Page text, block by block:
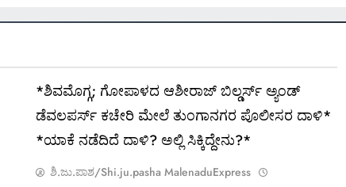
*ಶಿವಮೊಗ್ಗ; ಗೋಪಾಳದ ಆಶೀರಾಜ್ ಬಿಲ್ಡರ್ಸ್ ಅ್ಯಂಡ್
ಡೆವಲಪರ್ಸ್ ಕಚೇರಿ ಮೇಲೆ ತುಂಗಾನಗರ ಪೊಲೀಸರ ದಾಳಿ*
*ಯಾಕೆ ನಡೆದಿದೆ ದಾಳಿ? ಅಲ್ಲಿ ಸಿಕ್ಕಿದ್ದೇನು?*
ಶಿ.ಜು.ಪಾಶ/Shi.ju.pasha MalenaduExpress